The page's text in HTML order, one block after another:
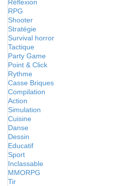
Réflexion
RPG
Shooter
Stratégie
Survival horror
Tactique
Party Game
Point & Click
Rythme
Casse Briques
Compilation
Action
Simulation
Cuisine
Danse
Dessin
Educatif
Sport
Inclassable
MMORPG
Tir